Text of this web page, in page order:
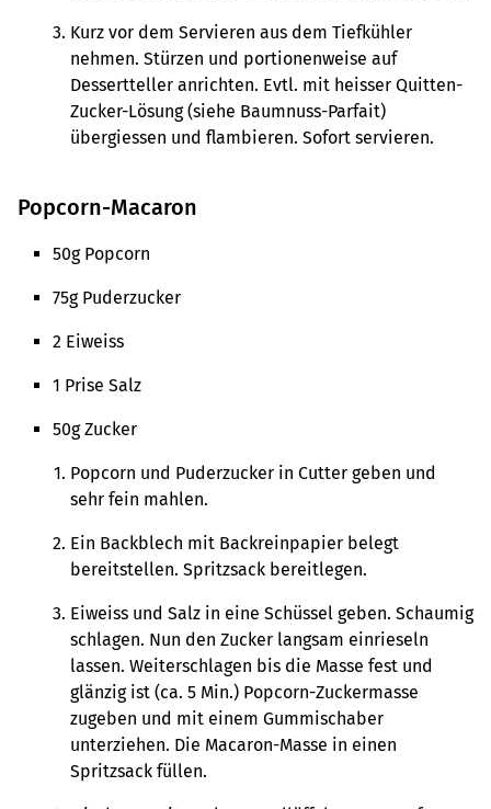
Kurz vor dem Servieren aus dem Tiefkühler
nehmen. Stürzen und portionenweise auf
Dessertteller anrichten. Evtl. mit heisser Quitten-
Zucker-Lösung (siehe Baumnuss-Parfait)
übergiessen und flambieren. Sofort servieren.
Popcorn-Macaron
50g Popcorn
75g Puderzucker
2 Eiweiss
1 Prise Salz
50g Zucker
Popcorn und Puderzucker in Cutter geben und
sehr fein mahlen.
Ein Backblech mit Backreinpapier belegt
bereitstellen. Spritzsack bereitlegen.
Eiweiss und Salz in eine Schüssel geben. Schaumig
schlagen. Nun den Zucker langsam einrieseln
lassen. Weiterschlagen bis die Masse fest und
glänzig ist (ca. 5 Min.) Popcorn-Zuckermasse
zugeben und mit einem Gummischaber
unterziehen. Die Macaron-Masse in einen
Spritzsack füllen.